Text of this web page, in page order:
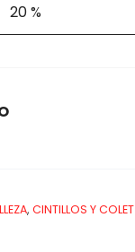
20 %
, CINTILLOS Y COLET